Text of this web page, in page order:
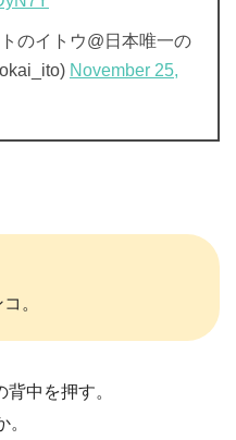
のイトウ@日本唯一の
November 25,
。
中を押す。